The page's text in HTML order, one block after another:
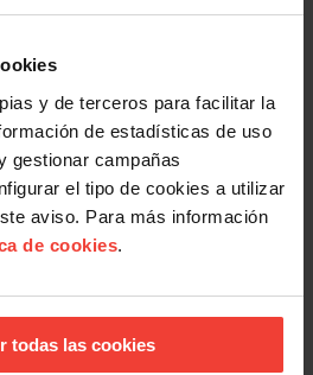
y de terceros para facilitar la
de estadísticas de uso
gestionar campañas
el tipo de cookies a utilizar
aviso. Para más información
de cookies.
todas las cookies